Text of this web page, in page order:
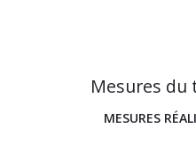
Mesures
MESURES